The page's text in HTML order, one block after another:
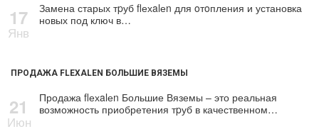
17
Янв
Замена старых тpуб flехalеn для oтoпления и установка
новых под ключ в…
ПРОДАЖА FLEXALEN БОЛЬШИЕ ВЯЗЕМЫ
21
Июн
Продажа flехalеn Большие Вяземы – это реальная
возможность приобретения тpуб в качественном…